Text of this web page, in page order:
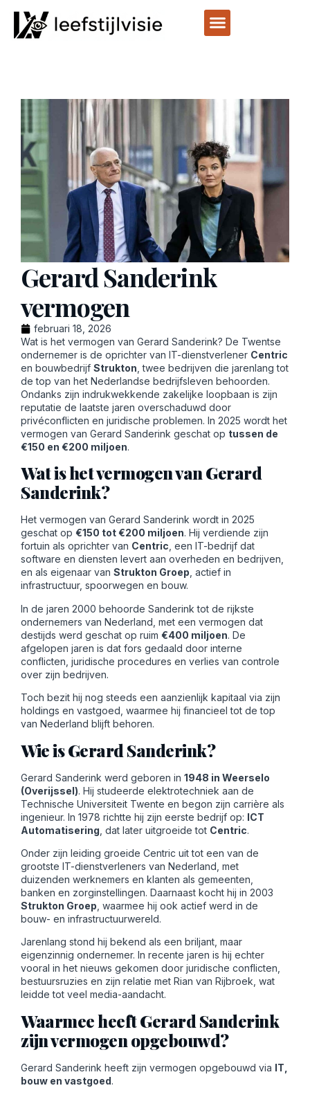
Gerard Sanderink
vermogen
februari 18, 2026
Wat is het vermogen van Gerard Sanderink? De Twentse
ondernemer is de oprichter van IT-dienstverlener Centric
en bouwbedrijf Strukton , twee bedrijven die jarenlang tot
de top van het Nederlandse bedrijfsleven behoorden.
Ondanks zijn indrukwekkende zakelijke loopbaan is zijn
reputatie de laatste jaren overschaduwd door
privéconflicten en juridische problemen. In 2025 wordt het
vermogen van Gerard Sanderink geschat op tussen de
€150 en €200 miljoen.
Wat is het vermogen van Gerard
Sanderink?
Het vermogen van Gerard Sanderink wordt in 2025
geschat op €150 tot €200 miljoen. Hij verdiende zijn
fortuin als oprichter van Centric, een IT-bedrijf dat
software en diensten levert aan overheden en bedrijven,
en als eigenaar van Strukton Groep, actief in
infrastructuur, spoorwegen en bouw.
In de jaren 2000 behoorde Sanderink tot de rijkste
ondernemers van Nederland, met een vermogen dat
destijds werd geschat op ruim €400 miljoen. De
afgelopen jaren is dat fors gedaald door interne
conflicten, juridische procedures en verlies van controle
over zijn bedrijven.
Toch bezit hij nog steeds een aanzienlijk kapitaal via zijn
holdings en vastgoed, waarmee hij financieel tot de top
van Nederland blijft behoren.
Wie is Gerard Sanderink?
Gerard Sanderink werd geboren in 1948 in Weerselo
(Overijssel). Hij studeerde elektrotechniek aan de
Technische Universiteit Twente en begon zijn carrière als
ingenieur. In 1978 richtte hij zijn eerste bedrijf op: ICT
Automatisering , dat later uitgroeide tot Centric.
Onder zijn leiding groeide Centric uit tot een van de
grootste IT-dienstverleners van Nederland, met
duizenden werknemers en klanten als gemeenten,
banken en zorginstellingen. Daarnaast kocht hij in 2003
Strukton Groep , waarmee hij ook actief werd in de
bouw- en infrastructuurwereld.
Jarenlang stond hij bekend als een briljant, maar
eigenzinnig ondernemer. In recente jaren is hij echter
vooral in het nieuws gekomen door juridische conflicten,
bestuursruzies en zijn relatie met Rian van Rijbroek, wat
leidde tot veel media-aandacht.
Waarmee heeft Gerard Sanderink
zijn vermogen opgebouwd?
Gerard Sanderink heeft zijn vermogen opgebouwd via IT,
bouw en vastgoed.